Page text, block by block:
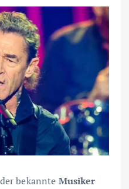
bekannte Musiker